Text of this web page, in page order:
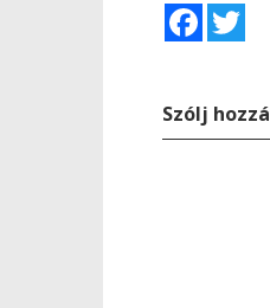
Facebook
Szólj